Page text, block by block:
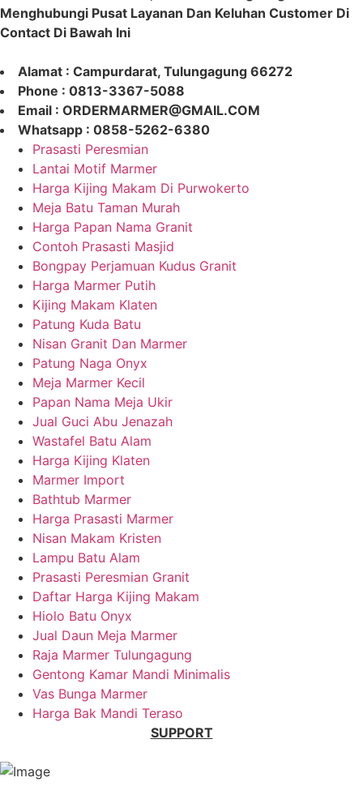
Menghubungi Pusat Layanan Dan Keluhan Customer Di
Contact Di Bawah Ini
Alamat : Campurdarat, Tulungagung 66272
Phone : 0813-3367-5088
Email : ORDERMARMER@GMAIL.COM
Whatsapp : 0858-5262-6380
Prasasti Peresmian
Lantai Motif Marmer
Harga Kijing Makam Di Purwokerto
Meja Batu Taman Murah
Harga Papan Nama Granit
Contoh Prasasti Masjid
Bongpay Perjamuan Kudus Granit
Harga Marmer Putih
Kijing Makam Klaten
Patung Kuda Batu
Nisan Granit Dan Marmer
Patung Naga Onyx
Meja Marmer Kecil
Papan Nama Meja Ukir
Jual Guci Abu Jenazah
Wastafel Batu Alam
Harga Kijing Klaten
Marmer Import
Bathtub Marmer
Harga Prasasti Marmer
Nisan Makam Kristen
Lampu Batu Alam
Prasasti Peresmian Granit
Daftar Harga Kijing Makam
Hiolo Batu Onyx
Jual Daun Meja Marmer
Raja Marmer Tulungagung
Gentong Kamar Mandi Minimalis
Vas Bunga Marmer
Harga Bak Mandi Teraso
SUPPORT